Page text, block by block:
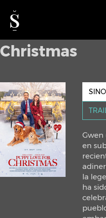
Puppy love for
Christmas
Gwen
en
la
ha